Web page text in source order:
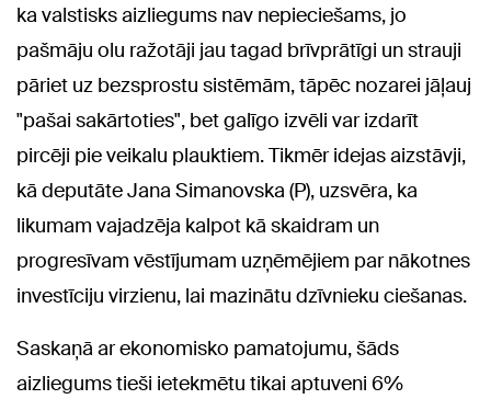
ka valstisks aizliegums nav nepieciešams, jo
pašmāju olu ražotāji jau tagad brīvprātīgi un strauji
pāriet uz bezsprostu sistēmām, tāpēc nozarei jāļauj
"pašai sakārtoties", bet galīgo izvēli var izdarīt
pircēji pie veikalu plauktiem. Tikmēr idejas aizstāvji,
kā deputāte Jana Simanovska (P), uzsvēra, ka
likumam vajadzēja kalpot kā skaidram un
progresīvam vēstījumam uzņēmējiem par nākotnes
investīciju virzienu, lai mazinātu dzīvnieku ciešanas.
Saskaņā ar ekonomisko pamatojumu, šāds
aizliegums tieši ietekmētu tikai aptuveni 6%